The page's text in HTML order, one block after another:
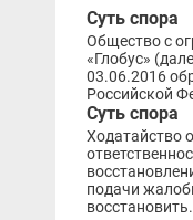
Суть спора
Общество с
«Глобус»
03.06.2016
Российской
Суть спора
Ходатайство
подачи
восстановить.